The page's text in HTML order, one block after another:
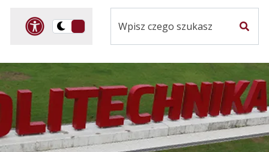
Panel dostosowania
Przelącz
kontrastowa